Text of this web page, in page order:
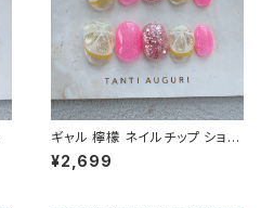
ギャル 檸檬 ネイルチップ ショー
ト ピンク色 派手 ギャルっぽい
キャバ嬢 チャラい 不真面目 通
¥2,699